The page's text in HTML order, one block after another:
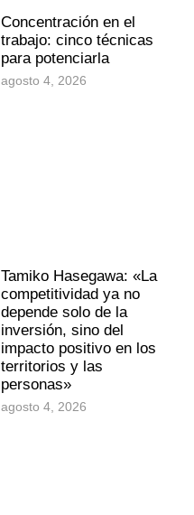
Concentración en el
trabajo: cinco técnicas
para potenciarla
agosto 4, 2026
Tamiko Hasegawa: «La
competitividad ya no
depende solo de la
inversión, sino del
impacto positivo en los
territorios y las
personas»
agosto 4, 2026